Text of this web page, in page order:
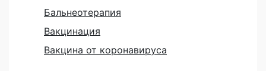
Бальнеотерапия
Вакцинация
Вакцина от коронавируса